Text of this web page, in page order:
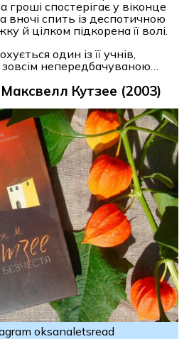
гроші спостерігає у віконце
вночі спить із деспотичною
й цілком підкорена її волі.
один із її учнів,
непередбачуваною…
Кутзее (2003)
oksanaletsread